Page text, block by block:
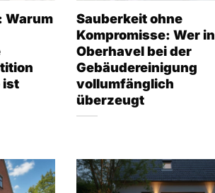
Warum
ist
Sauberkeit ohne
Kompromisse: Wer in
Oberhavel bei der
Gebäudereinigung
vollumfänglich
überzeugt